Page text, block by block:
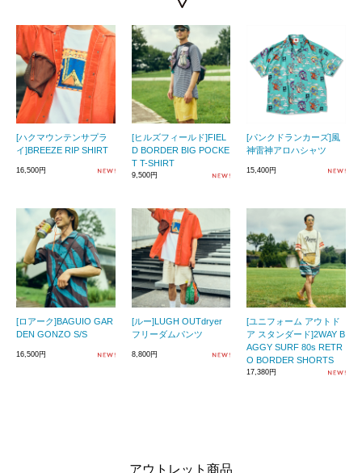
[ハクマウンテンサプラ
イ]BREEZE RIP SHIRT
16,500円
[ヒルズフィールド]FIEL
D BORDER BIG POCKE
T T-SHIRT
9,500円
[パンクドランカーズ]風
神雷神アロハシャツ
15,400円
[ロアーク]BAGUIO GAR
DEN GONZO S/S
16,500円
[ルー]LUGH OUTdryer
フリーダムパンツ
8,800円
[ユニフォーム アウトド
ア スタンダード]2WAY B
AGGY SURF 80s RETR
O BORDER SHORTS
17,380円
アウトレット商品